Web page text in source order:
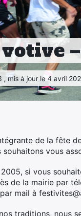
, mis à jour le 4 avril
de la fête
souhaitons vous
si vous
de la mairie par
mail à
traditions, nous